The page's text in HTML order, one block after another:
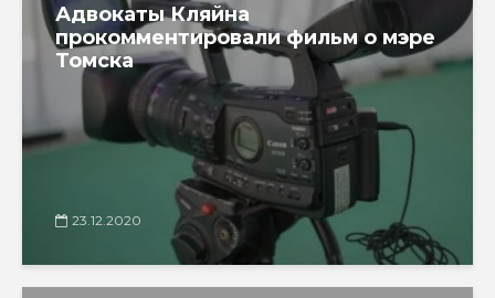
Адвокаты Кляйна
прокомментировали фильм о мэре
Томска
23.12.2020